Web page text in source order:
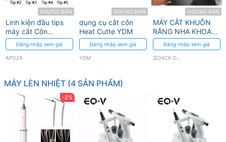
NGƯNG BÁN
Linh kiện đầu tips
máy cắt Côn
APOZA
Đăng nhập xem giá
APOZA
NGƯNG BÁN
dụng cụ cắt côn
Heat Cutte YDM
Đăng nhập xem giá
YDM
NGƯNG BÁN
MÁY CẮT KHUÔN
RĂNG NHA KHOA
G2 CONCEPT
SCHICK DENTAL
Đăng nhập xem giá
SCHICK DENTAL
MÁY LÈN NHIỆT (4 SẢN PHẨM)
-2%